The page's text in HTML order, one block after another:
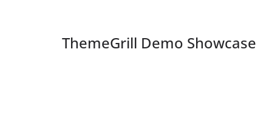
ThemeGrill Demo Showcase